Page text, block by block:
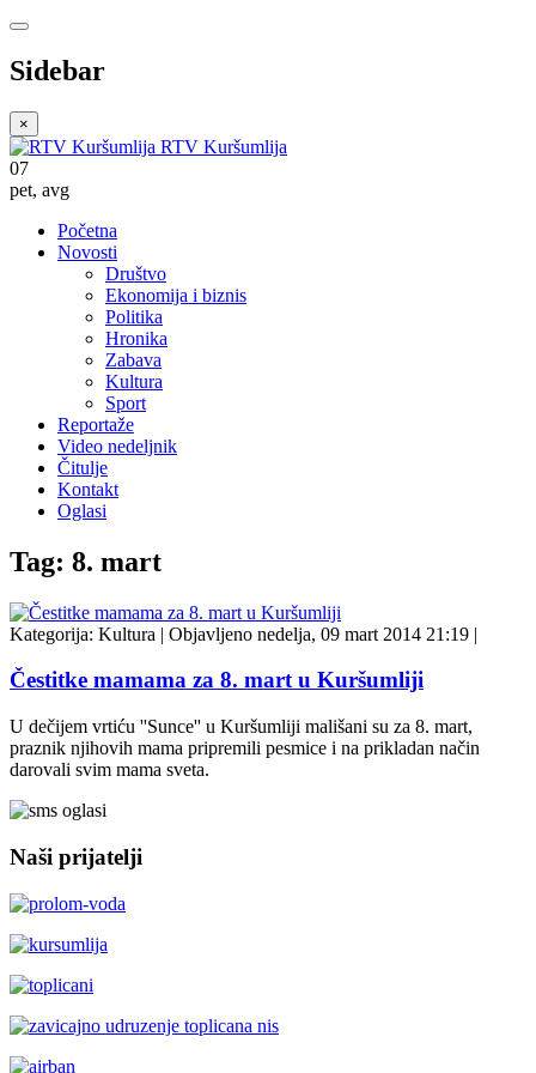
Sidebar
×
RTV Kuršumlija
07
pet, avg
Početna
Novosti
Društvo
Ekonomija i biznis
Politika
Hronika
Zabava
Kultura
Sport
Reportaže
Video nedeljnik
Čitulje
Kontakt
Oglasi
Tag: 8. mart
Kategorija: Kultura | Objavljeno nedelja, 09 mart 2014 21:19 |
Čestitke mamama za 8. mart u Kuršumliji
U dečijem vrtiću ''Sunce'' u Kuršumliji mališani su za 8. mart,
praznik njihovih mama pripremili pesmice i na prikladan način
darovali svim mama sveta.
Naši prijatelji